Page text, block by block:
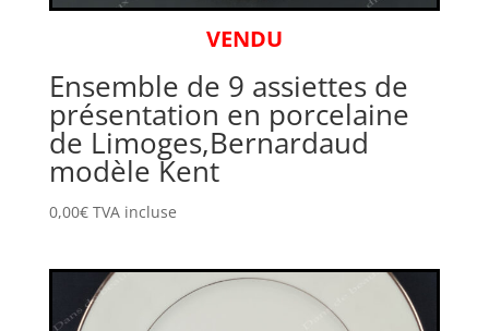
VENDU
Ensemble de 9 assiettes de
présentation en porcelaine
de Limoges,Bernardaud
modèle Kent
0,00€ TVA incluse